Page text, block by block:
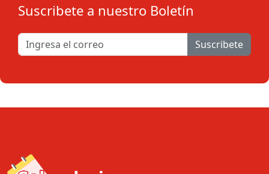
Suscribete a nuestro Boletín
Suscribete